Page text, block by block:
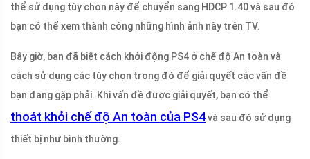
thể sử dụng tùy chọn này để chuyển sang HDCP 1.40 và sau đó
bạn có thể xem thành công những hình ảnh này trên TV.
Bây giờ, bạn đã biết cách khởi động PS4 ở chế độ An toàn và
cách sử dụng các tùy chọn trong đó để giải quyết các vấn đề
bạn đang gặp phải. Khi vấn đề được giải quyết, bạn có thể
thoát khỏi chế độ An toàn của PS4và sau đó sử dụng
thiết bị như bình thường.